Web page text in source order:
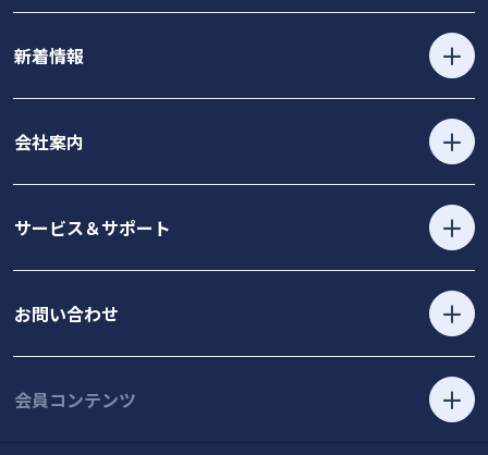
新着情報
会社案内
サービス＆サポート
お問い合わせ
会員コンテンツ